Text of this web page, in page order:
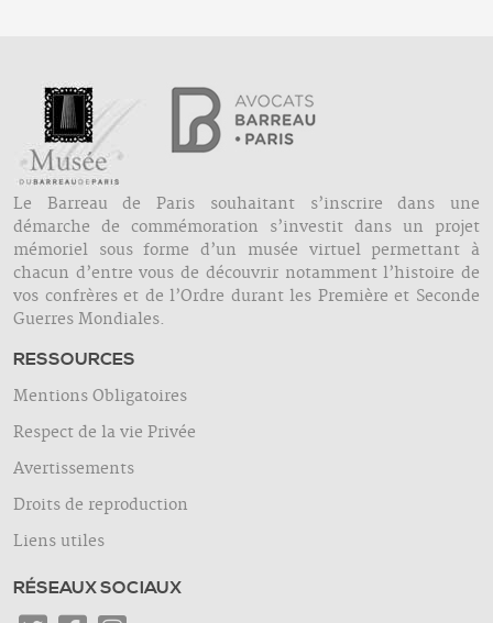
Le Barreau de Paris souhaitant s’inscrire dans une
démarche de commémoration s’investit dans un projet
mémoriel sous forme d’un musée virtuel permettant à
chacun d’entre vous de découvrir notamment l’histoire de
vos confrères et de l’Ordre durant les Première et Seconde
Guerres Mondiales.
RESSOURCES
Mentions Obligatoires
Respect de la vie Privée
Avertissements
Droits de reproduction
Liens utiles
RÉSEAUX SOCIAUX